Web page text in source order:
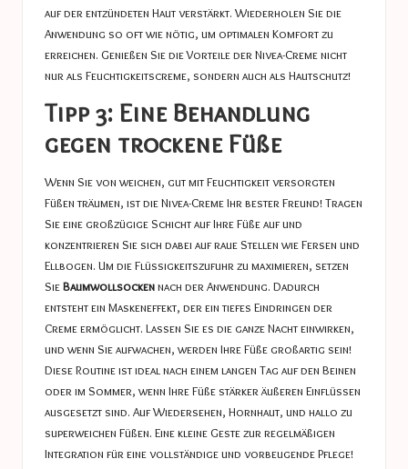
auf der entzündeten Haut verstärkt. Wiederholen Sie die
Anwendung so oft wie nötig, um optimalen Komfort zu
erreichen. Genießen Sie die Vorteile der Nivea-Creme nicht
nur als Feuchtigkeitscreme, sondern auch als Hautschutz!
Tipp 3: Eine Behandlung
gegen trockene Füße
Wenn Sie von weichen, gut mit Feuchtigkeit versorgten
Füßen träumen, ist die Nivea-Creme Ihr bester Freund! Tragen
Sie eine großzügige Schicht auf Ihre Füße auf und
konzentrieren Sie sich dabei auf raue Stellen wie Fersen und
Ellbogen. Um die Flüssigkeitszufuhr zu maximieren, setzen
SieBaumwollsockennach der Anwendung. Dadurch
entsteht ein Maskeneffekt, der ein tiefes Eindringen der
Creme ermöglicht. Lassen Sie es die ganze Nacht einwirken,
und wenn Sie aufwachen, werden Ihre Füße großartig sein!
Diese Routine ist ideal nach einem langen Tag auf den Beinen
oder im Sommer, wenn Ihre Füße stärker äußeren Einflüssen
ausgesetzt sind. Auf Wiedersehen, Hornhaut, und hallo zu
superweichen Füßen. Eine kleine Geste zur regelmäßigen
Integration für eine vollständige und vorbeugende Pflege!